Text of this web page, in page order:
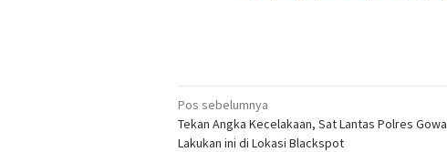
Navigasi
pos
Pos sebelumnya
Tekan Angka Kecelakaan, Sat Lantas Polres Gowa
Lakukan ini di Lokasi Blackspot